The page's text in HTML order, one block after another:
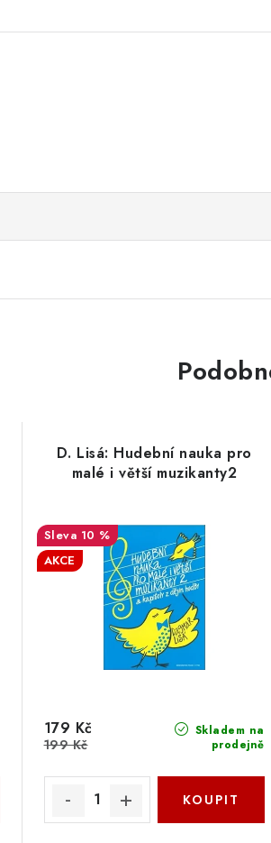
D. Lisá: Hudební nauka pro
malé i větší muzikanty2
10 %
AKCE
Skladem na
prodejně
179 Kč
199 Kč